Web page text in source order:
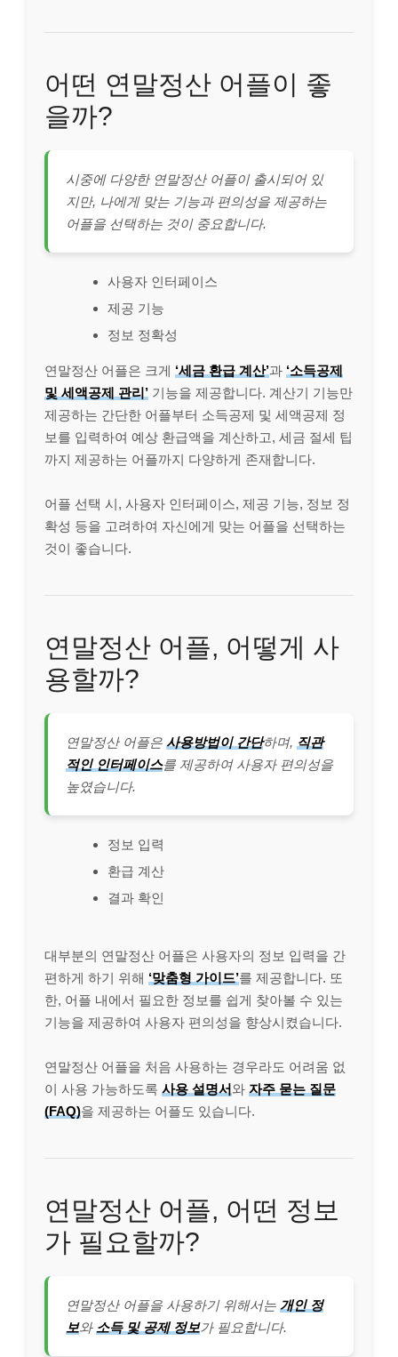
어떤 연말정산 어플이 좋
을까?
시중에 다양한 연말정산 어플이 출시되어 있
지만, 나에게 맞는 기능과 편의성을 제공하는
어플을 선택하는 것이 중요합니다.
사용자 인터페이스
제공 기능
정보 정확성
연말정산 어플은 크게 ‘세금 환급 계산’과 ‘소득공제
및 세액공제 관리’ 기능을 제공합니다. 계산기 기능만
제공하는 간단한 어플부터 소득공제 및 세액공제 정
보를 입력하여 예상 환급액을 계산하고, 세금 절세 팁
까지 제공하는 어플까지 다양하게 존재합니다.
어플 선택 시, 사용자 인터페이스, 제공 기능, 정보 정
확성 등을 고려하여 자신에게 맞는 어플을 선택하는
것이 좋습니다.
연말정산 어플, 어떻게 사
용할까?
연말정산 어플은 사용방법이 간단하며, 직관
적인 인터페이스를 제공하여 사용자 편의성을
높였습니다.
정보 입력
환급 계산
결과 확인
대부분의 연말정산 어플은 사용자의 정보 입력을 간
편하게 하기 위해 ‘맞춤형 가이드’를 제공합니다. 또
한, 어플 내에서 필요한 정보를 쉽게 찾아볼 수 있는
기능을 제공하여 사용자 편의성을 향상시켰습니다.
연말정산 어플을 처음 사용하는 경우라도 어려움 없
이 사용 가능하도록 사용 설명서와 자주 묻는 질문
(FAQ)을 제공하는 어플도 있습니다.
연말정산 어플, 어떤 정보
가 필요할까?
연말정산 어플을 사용하기 위해서는 개인 정
보와 소득 및 공제 정보가 필요합니다.